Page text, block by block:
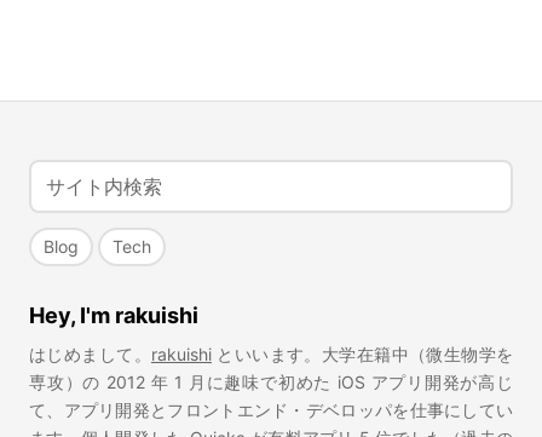
Blog Tech
Hey, I'm rakuishi
はじめまして。 rakuishiといいます。大学在籍中（微生物学を
専攻）の 2012 年 1 月に趣味で初めた iOS アプリ開発が高じ
て、アプリ開発とフロントエンド・デベロッパを仕事にしてい